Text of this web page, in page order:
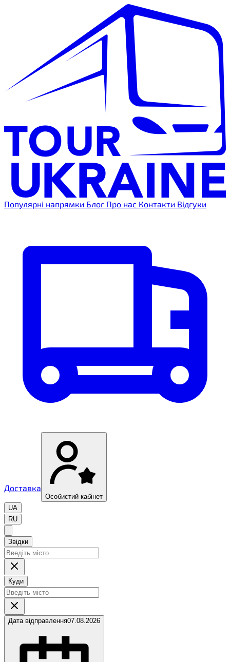
Популярні напрямки Блог Про нас Контакти Відгуки
Доставка
Особистий кабінет
UA
RU
Звідки
Куди
Дата відправлення07.08.2026